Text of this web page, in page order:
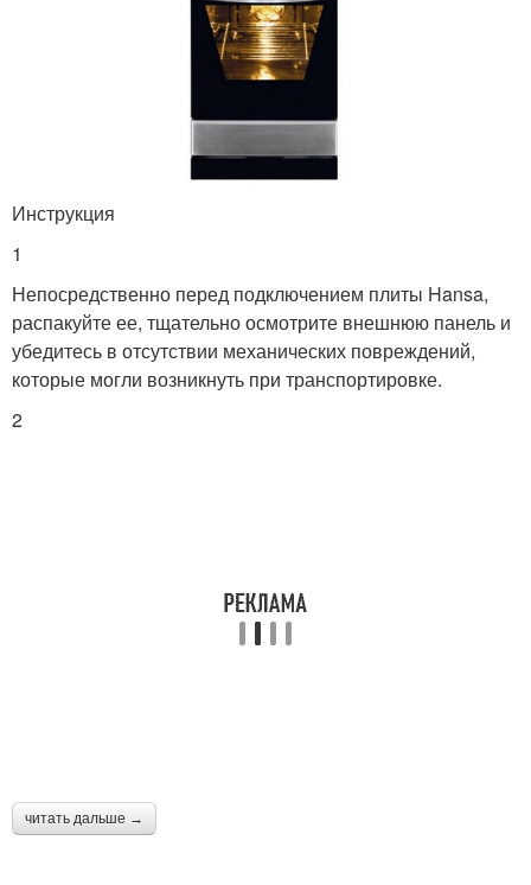
Инструкция
1
Непосредственно перед подключением плиты Hansa,
распакуйте ее, тщательно осмотрите внешнюю панель и
убедитесь в отсутствии механических повреждений,
которые могли возникнуть при транспортировке.
2
читать дальше →